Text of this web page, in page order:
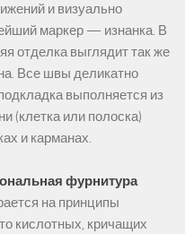
и визуально
маркер — изнанка. В
отделка выглядит так же
Все швы деликатно
выполняется из
(клетка или полоска)
и карманах.
фурнитура
на принципы
кислотных, кричащих